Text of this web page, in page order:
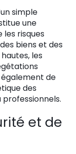
simple
une
risques
biens et des
les
de
des
professionnels.
et de